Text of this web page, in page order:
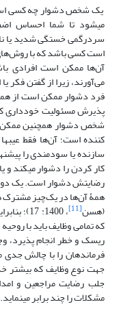
یک شخص دشوار چه کسی
می­شود تا شما احساس
سردرگمی خستگی شدید یا
است کسی باشد که با روش‌های
آن‌ها ممکن است افرادی
می‌آورند، زیرا از گفتن
فرد دشوار ممکن است از
پذیرش مسئولیت خودداری
شخص دشوار همچنین
کننده است؛ آن‌ها فقط
سازنده یا سودمندی را
کار کردن را دشوار می­کند و
رضایتش دشوار است. یک
همۀ آن‌ها در یک‌چیز مشترک
(هسن[11] ، 1400:
که تمامی وظایف باید با
ریسک و خطر انجام پذیرد،
فرماندهان را با چالش
جهت نوع وظایف که بیشتر
جلب رضایت مراجعین و
مشکلات را چند برابر می­نماید.